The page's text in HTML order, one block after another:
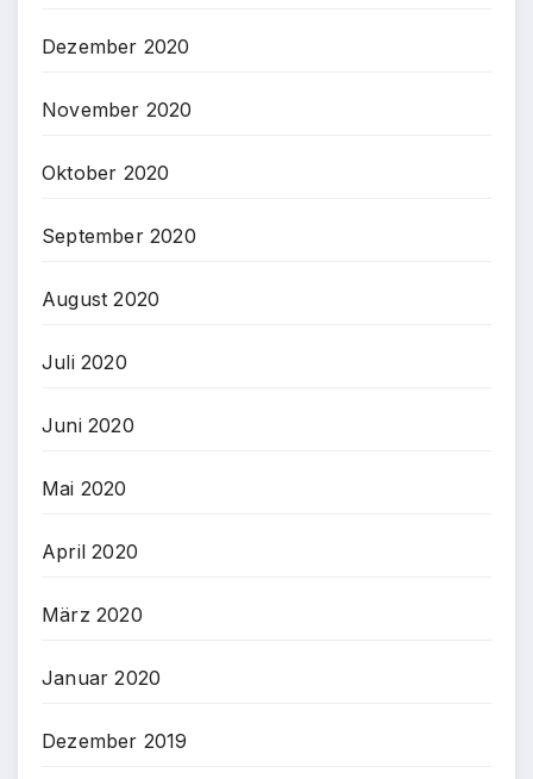
Dezember 2020
November 2020
Oktober 2020
September 2020
August 2020
Juli 2020
Juni 2020
Mai 2020
April 2020
März 2020
Januar 2020
Dezember 2019